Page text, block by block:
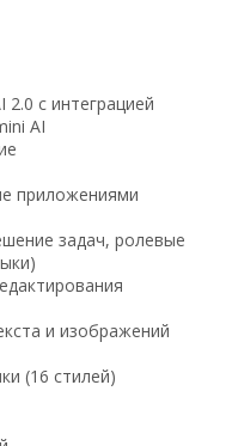
2.0 с интеграцией
AI
приложениями
задач, ролевые
и изображений
(16 стилей)